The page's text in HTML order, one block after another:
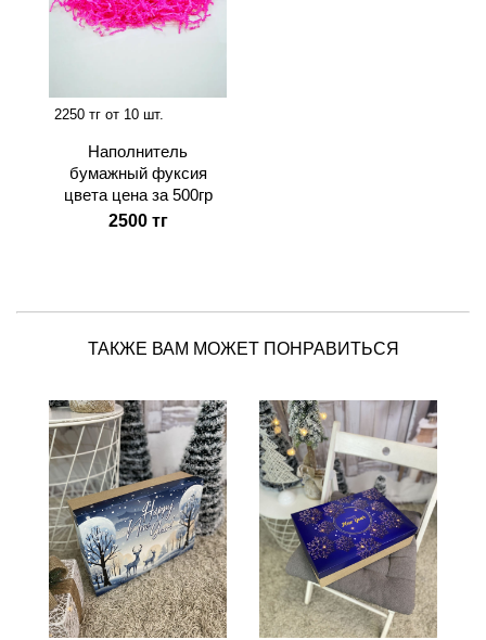
2250 тг от 10 шт.
Наполнитель
бумажный фуксия
цвета цена за 500гр
2500 тг
ТАКЖЕ ВАМ МОЖЕТ ПОНРАВИТЬСЯ